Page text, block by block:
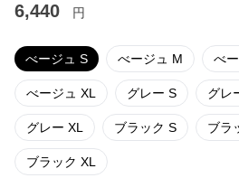
6,440 円
べージュ S べージュ M
べージュ XL グレー S
グレー XL ブラック S
ブラック XL